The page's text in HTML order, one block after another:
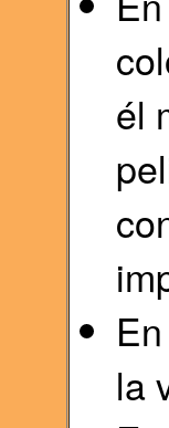
él
la